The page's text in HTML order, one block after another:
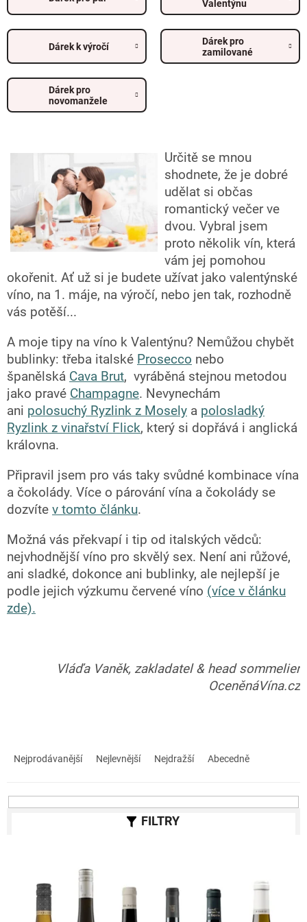
Určitě se mnou
shodnete, že je dobré
udělat si občas
romantický večer ve
dvou. Vybral jsem
proto několik vín, která
vám jej pomohou
okořenit. Ať už si je budete užívat jako valentýnské
víno, na 1. máje, na výročí, nebo jen tak, rozhodně
vás potěší...
A moje tipy na víno k Valentýnu? Nemůžou chybět
bublinky: třeba italské Prosecco nebo
španělská Cava Brut, vyráběná stejnou metodou
jako pravé Champagne. Nevynechám
ani polosuchý Ryzlink z Mosely a polosladký
Ryzlink z vinařství Flick, který si dopřává i anglická
královna.
Připravil jsem pro vás taky svůdné kombinace vína
a čokolády. Více o párování vína a čokolády se
dozvíte v tomto článku.
Možná vás překvapí i tip od italských vědců:
nejvhodnější víno pro skvělý sex. Není ani růžové,
ani sladké, dokonce ani bublinky, ale nejlepší je
podle jejich výzkumu červené víno (více v článku
zde).
Vláďa Vaněk, zakladatel & head sommelier
OceněnáVína.cz
Valentýnu
Dárek k výročí
Dárek pro
zamilované
Dárek pro
novomanžele
n
Nejprodávanější Nejlevnější Nejdražší Abecedně